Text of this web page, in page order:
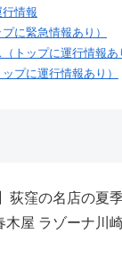
情報
に緊急情報あり）
トップに運行情報あ
プに運行情報あり）
荻窪の名店の夏
木屋 ラゾーナ川